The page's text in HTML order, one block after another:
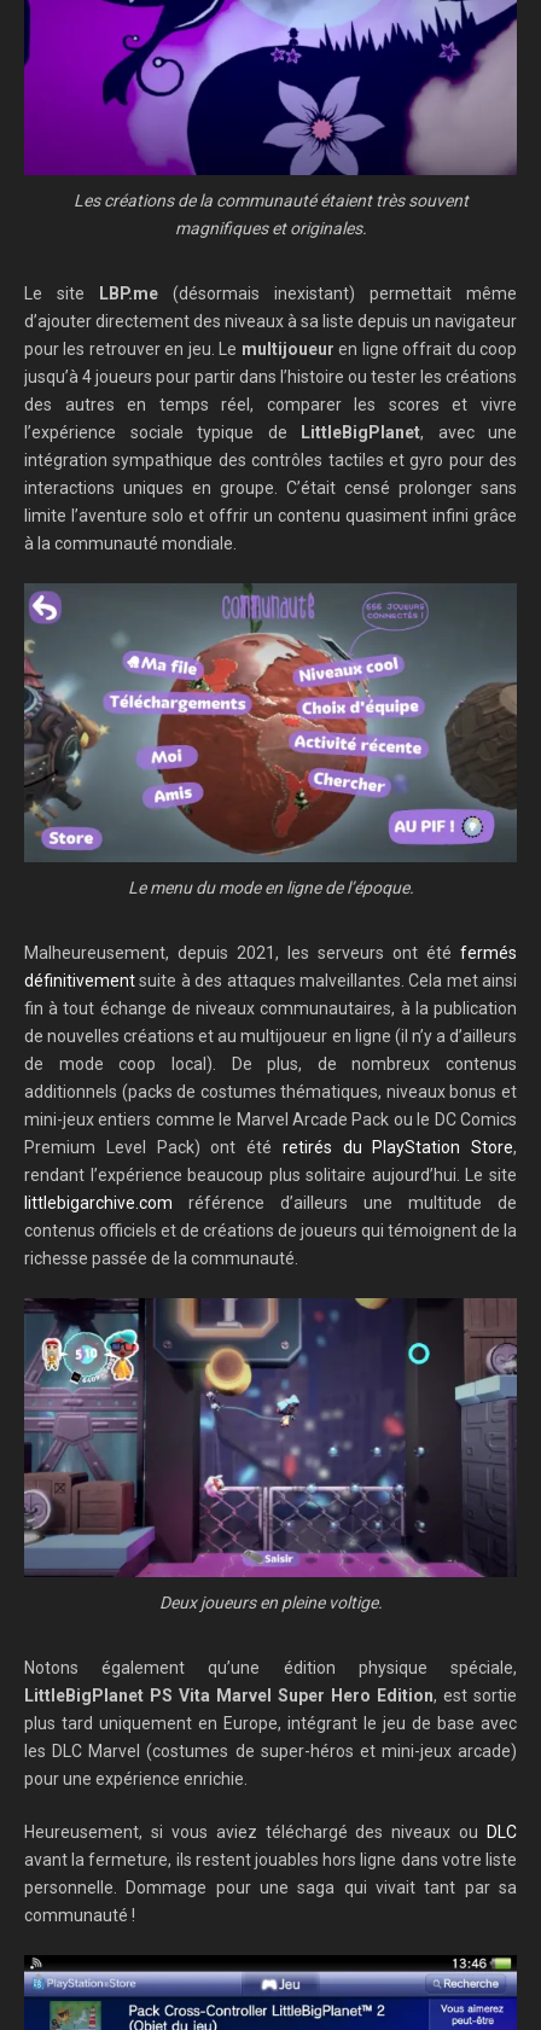
Les créations de la communauté étaient très souvent
magnifiques et originales.
Le site LBP.me (désormais inexistant) permettait même
d’ajouter directement des niveaux à sa liste depuis un navigateur
pour les retrouver en jeu. Le multijoueur en ligne offrait du coop
jusqu’à 4 joueurs pour partir dans l’histoire ou tester les créations
des autres en temps réel, comparer les scores et vivre
l’expérience sociale typique de
LittleBigPlanet, avec une
intégration sympathique des contrôles tactiles et gyro pour des
interactions uniques en groupe. C’était censé prolonger sans
limite l’aventure solo et offrir un contenu quasiment infini grâce
à la communauté mondiale.
Le menu du mode en ligne de l’époque.
Malheureusement, depuis 2021, les serveurs ont été fermés
définitivementsuite à des attaques malveillantes. Cela met ainsi
fin à tout échange de niveaux communautaires, à la publication
de nouvelles créations et au multijoueur en ligne (il n’y a d’ailleurs
de mode coop local). De plus, de nombreux contenus
additionnels (packs de costumes thématiques, niveaux bonus et
mini-jeux entiers comme le Marvel Arcade Pack ou le DC Comics
Premium Level Pack) ont été retirés du PlayStation Store,
rendant l’expérience beaucoup plus solitaire aujourd’hui. Le site
littlebigarchive.com référence d’ailleurs une multitude de
contenus officiels et de créations de joueurs qui témoignent de la
richesse passée de la communauté.
Deux joueurs en pleine voltige.
Notons également qu’une édition physique spéciale,
LittleBigPlanet PS Vita Marvel Super Hero Edition, est sortie
plus tard uniquement en Europe, intégrant le jeu de base avec
les DLC Marvel (costumes de super-héros et mini-jeux arcade)
pour une expérience enrichie.
Heureusement, si vous aviez téléchargé des niveaux ou
DLC
avant la fermeture, ils restent jouables hors ligne dans votre liste
personnelle. Dommage pour une saga qui vivait tant par sa
communauté !